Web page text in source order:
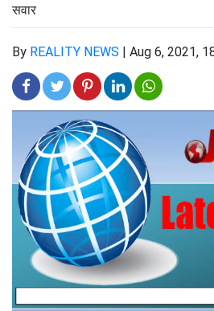
सवार
By REALITY NEWS | Aug 6, 2021,